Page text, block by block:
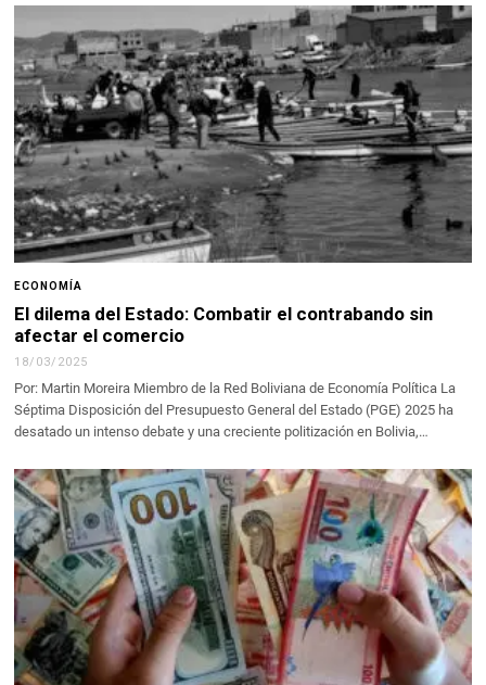
ECONOMÍA
El dilema del Estado: Combatir el contrabando sin
afectar el comercio
18/03/2025
Por: Martin Moreira Miembro de la Red Boliviana de Economía Política La
Séptima Disposición del Presupuesto General del Estado (PGE) 2025 ha
desatado un intenso debate y una creciente politización en Bolivia,…